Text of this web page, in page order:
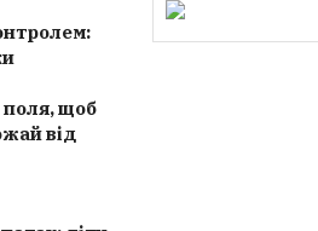
поля, щоб
від